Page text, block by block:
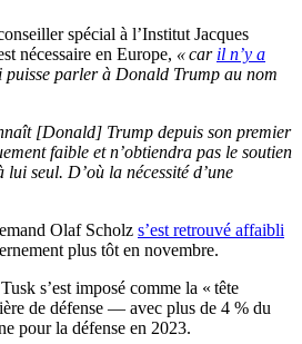
spécial à l’Institut Jacques
nécessaire en Europe, « car il n’y a
parler à Donald Trump au nom
[Donald] Trump depuis son premier
faible et n’obtiendra pas le soutien
lui seul. D’où la nécessité d’une
Olaf Scholz s’est retrouvé affaibli
plus tôt en novembre.
s’est imposé comme la « tête
de défense — avec plus de 4 % du
pour la défense en 2023.